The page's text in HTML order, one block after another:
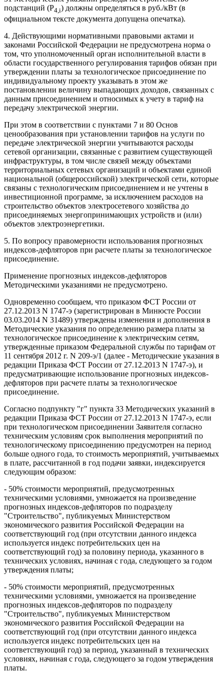
подстанций (P4,i) должны определяться в руб./кВт (в
официальном тексте документа допущена опечатка).
4. Действующими нормативными правовыми актами и
законами Российской Федерации не предусмотрена норма о
том, что уполномоченный орган исполнительной власти в
области государственного регулирования тарифов обязан при
утверждении платы за технологическое присоединение по
индивидуальному проекту указывать в этом же
постановлении величину выпадающих доходов, связанных с
данным присоединением и относимых к учету в тариф на
передачу электрической энергии.
При этом в соответствии с пунктами 7 и 80 Основ
ценообразования при установлении тарифов на услуги по
передаче электрической энергии учитываются расходы
сетевой организации, связанные с развитием существующей
инфраструктуры, в том числе связей между объектами
территориальных сетевых организаций и объектами единой
национальной (общероссийской) электрической сети, которые
связаны с технологическим присоединением и не учтены в
инвестиционной программе, за исключением расходов на
строительство объектов электросетевого хозяйства до
присоединяемых энергопринимающих устройств и (или)
объектов электроэнергетики.
5. По вопросу правомерности использования прогнозных
индексов-дефляторов при расчете платы за технологическое
присоединение.
Применение прогнозных индексов-дефляторов
Методическими указаниями не предусмотрено.
Одновременно сообщаем, что приказом ФСТ России от
27.12.2013 N 1747-э (зарегистрирован в Минюсте России
03.03.2014 N 31489) утверждены изменения и дополнения в
Методические указания по определению размера платы за
технологическое присоединение к электрическим сетям,
утвержденные приказом Федеральной службы по тарифам от
11 сентября 2012 г. N 209-э/1 (далее - Методические указания в
редакции Приказа ФСТ России от 27.12.2013 N 1747-э), и
предусматривающие использование прогнозных индексов-
дефляторов при расчете платы за технологическое
присоединение.
Согласно подпункту "г" пункта 33 Методических указаний в
редакции Приказа ФСТ России от 27.12.2013 N 1747-э, если
при технологическом присоединении Заявителя согласно
техническим условиям срок выполнения мероприятий по
технологическому присоединению предусмотрен на период
больше одного года, то стоимость мероприятий, учитываемых
в плате, рассчитанной в год подачи заявки, индексируется
следующим образом:
- 50% стоимости мероприятий, предусмотренных
техническими условиями, умножается на произведение
прогнозных индексов-дефляторов по подразделу
"Строительство", публикуемых Министерством
экономического развития Российской Федерации на
соответствующий год (при отсутствии данного индекса
используется индекс потребительских цен на
соответствующий год) за половину периода, указанного в
технических условиях, начиная с года, следующего за годом
утверждения платы;
- 50% стоимости мероприятий, предусмотренных
техническими условиями, умножается на произведение
прогнозных индексов-дефляторов по подразделу
"Строительство", публикуемых Министерством
экономического развития Российской Федерации на
соответствующий год (при отсутствии данного индекса
используется индекс потребительских цен на
соответствующий год) за период, указанный в технических
условиях, начиная с года, следующего за годом утверждения
платы.